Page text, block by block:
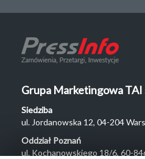
Grupa Marketingowa TAI
Siedziba
ul. Jordanowska 12, 04-204
Oddział Poznań
ul. Kochanowskiego 18/6, 60-